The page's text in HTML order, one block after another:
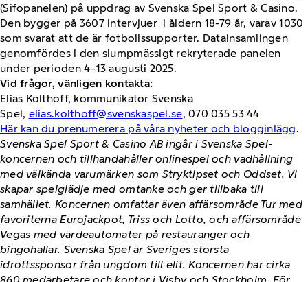
(Sifopanelen) på uppdrag av Svenska Spel Sport & Casino.
Den bygger på 3607 intervjuer i åldern 18-79 år, varav 1030
som svarat att de är fotbollssupporter. Datainsamlingen
genomfördes i den slumpmässigt rekryterade panelen
under perioden 4–13 augusti 2025.
Vid frågor, vänligen kontakta:
Elias Kolthoff, kommunikatör Svenska
Spel, elias.kolthoff@svenskaspel.se, 070 035 53 44
Här kan du prenumerera på våra nyheter och blogginlägg.
Svenska Spel Sport & Casino AB ingår i Svenska Spel-
koncernen och tillhandahåller onlinespel och vadhållning
med välkända varumärken som Stryktipset och Oddset. Vi
skapar spelglädje med omtanke och ger tillbaka till
samhället. Koncernen omfattar även affärsområde Tur med
favoriterna Eurojackpot, Triss och Lotto, och affärsområde
Vegas med värdeautomater på restauranger och
bingohallar. Svenska Spel är Sveriges största
idrottssponsor från ungdom till elit. Koncernen har cirka